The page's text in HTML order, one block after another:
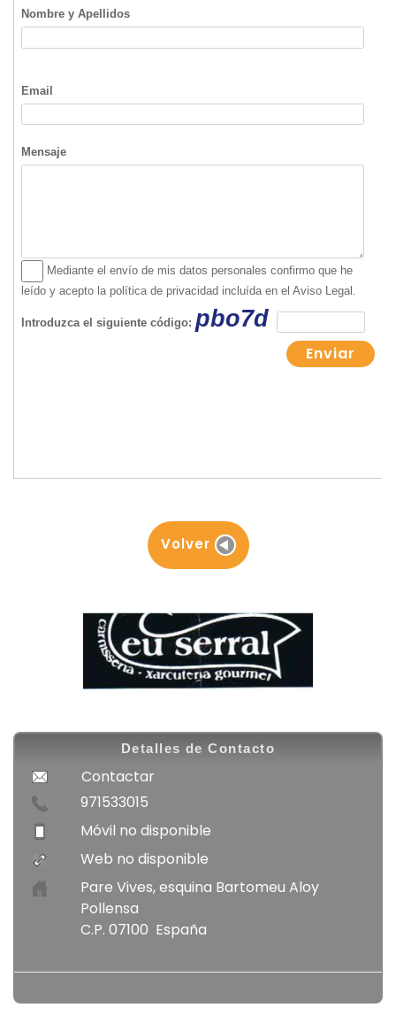
Volver
Contactar
971533015
Móvil no disponible
Web no disponible
Pare Vives, esquina Bartomeu Aloy
Pollensa
C.P. 07100 España